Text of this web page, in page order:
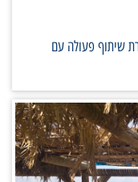
שיתוף פעולה עם